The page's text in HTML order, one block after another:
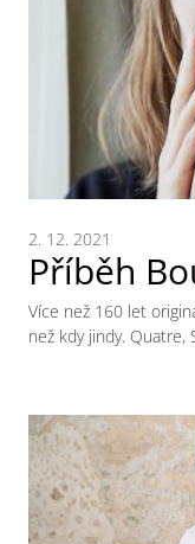
Příběh
2. 12. 2021
Více než 160 let
než kdy jindy. Quatre,